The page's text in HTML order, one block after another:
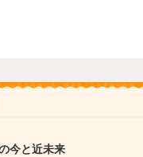
今と近未来